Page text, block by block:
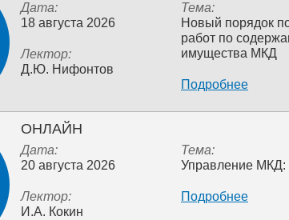
Дата:
18 августа 2026
Лектор:
Д.Ю. Нифонтов
Тема:
Новый порядок
работ по
имущества МКД
Подробнее
ОНЛАЙН
Дата:
20 августа 2026
Лектор:
И.А. Кокин
Тема:
Управление МКД:
Подробнее